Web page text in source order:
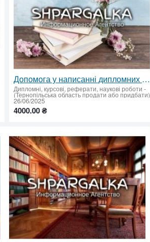
Допомога у написанні дипломних робіт молодшого спеціаліста. Прикладна частина та технічне оформлення
Дипломні, курсові, реферати, наукові роботи -
(Тернопільська область продати або придбати)
26/06/2025
4000.00 ₴